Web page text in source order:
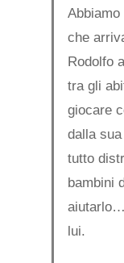
che
Rodolfo
tra gli
giocare
dalla
tutto
bambini
lui.